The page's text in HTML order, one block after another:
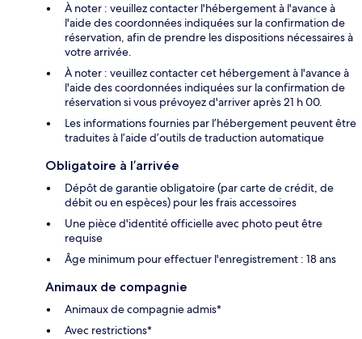
À noter : veuillez contacter l'hébergement à l'avance à
l'aide des coordonnées indiquées sur la confirmation de
réservation, afin de prendre les dispositions nécessaires à
votre arrivée.
À noter : veuillez contacter cet hébergement à l'avance à
l'aide des coordonnées indiquées sur la confirmation de
réservation si vous prévoyez d'arriver après 21 h 00.
Les informations fournies par l’hébergement peuvent être
traduites à l’aide d’outils de traduction automatique
Obligatoire à l’arrivée
Dépôt de garantie obligatoire (par carte de crédit, de
débit ou en espèces) pour les frais accessoires
Une pièce d'identité officielle avec photo peut être
requise
Âge minimum pour effectuer l'enregistrement : 18 ans
Animaux de compagnie
Animaux de compagnie admis*
Avec restrictions*